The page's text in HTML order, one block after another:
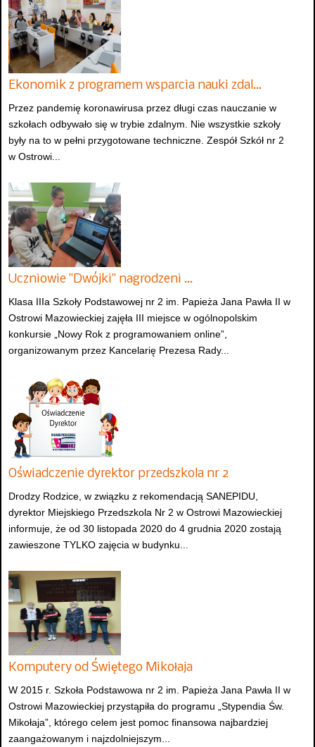
Ekonomik z programem wsparcia nauki zdal…
Przez pandemię koronawirusa przez długi czas nauczanie w
szkołach odbywało się w trybie zdalnym. Nie wszystkie szkoły
były na to w pełni przygotowane techniczne. Zespół Szkół nr 2
w Ostrowi...
Uczniowie "Dwójki" nagrodzeni …
Klasa IIIa Szkoły Podstawowej nr 2 im. Papieża Jana Pawła II w
Ostrowi Mazowieckiej zajęła III miejsce w ogólnopolskim
konkursie „Nowy Rok z programowaniem online”,
organizowanym przez Kancelarię Prezesa Rady...
Oświadczenie dyrektor przedszkola nr 2
Drodzy Rodzice, w związku z rekomendacją SANEPIDU,
dyrektor Miejskiego Przedszkola Nr 2 w Ostrowi Mazowieckiej
informuje, że od 30 listopada 2020 do 4 grudnia 2020 zostają
zawieszone TYLKO zajęcia w budynku...
Komputery od Świętego Mikołaja
W 2015 r. Szkoła Podstawowa nr 2 im. Papieża Jana Pawła II w
Ostrowi Mazowieckiej przystąpiła do programu „Stypendia Św.
Mikołaja”, którego celem jest pomoc finansowa najbardziej
zaangażowanym i najzdolniejszym...